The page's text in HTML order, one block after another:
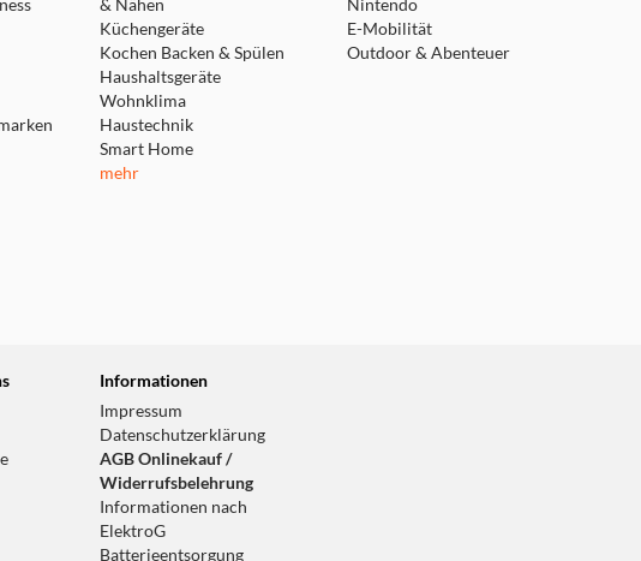
& Nähen
Küchengeräte
Kochen Backen & Spülen
Haushaltsgeräte
Wohnklima
Haustechnik
Smart Home
mehr
Nintendo
E-Mobilität
Outdoor & Abenteuer
Informationen
Impressum
Datenschutzerklärung
AGB Onlinekauf /
Widerrufsbelehrung
Informationen nach
ElektroG
Batterieentsorgung